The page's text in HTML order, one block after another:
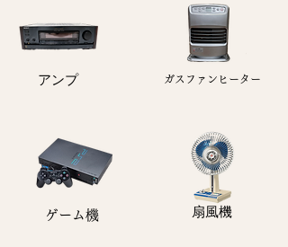
アンプ ガスファンヒーター
ゲーム機 扇風機